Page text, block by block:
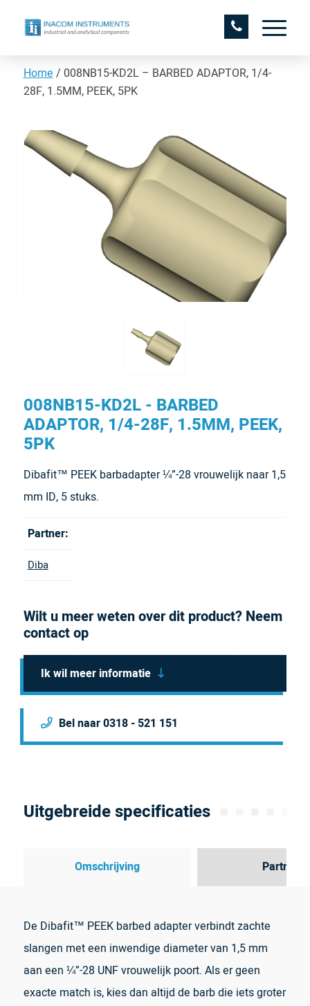
Home / 008NB15-KD2L – BARBED ADAPTOR, 1/4-
28F, 1.5MM, PEEK, 5PK
008NB15-KD2L - BARBED
ADAPTOR, 1/4-28F, 1.5MM, PEEK,
5PK
Dibafit™ PEEK barbadapter ¼”-28 vrouwelijk naar 1,5
mm ID, 5 stuks.
Partner:
Diba
Wilt u meer weten over dit product? Neem
contact op
Ik wil meer informatie
Bel naar 0318 - 521 151
Uitgebreide specificaties
Omschrijving Partner
De Dibafit™ PEEK barbed adapter verbindt zachte
slangen met een inwendige diameter van 1,5 mm
aan een ¼”-28 UNF vrouwelijk poort. Als er geen
exacte match is, kies dan altijd de barb die iets groter